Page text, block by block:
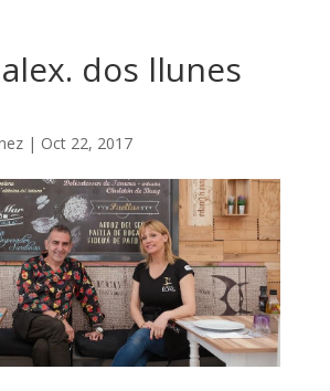
dos llunes
| Oct 22, 2017